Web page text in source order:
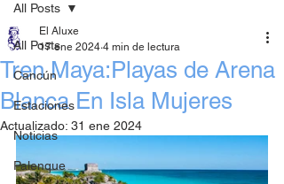
All Posts
Cancún
Estaciones
Noticias
Palenque
All Posts
Tren Maya:Playas de Arena
Blanca En Isla Mujeres
El Aluxe
17 ene 2024 4 min de lectura
Actualizado: 31 ene 2024